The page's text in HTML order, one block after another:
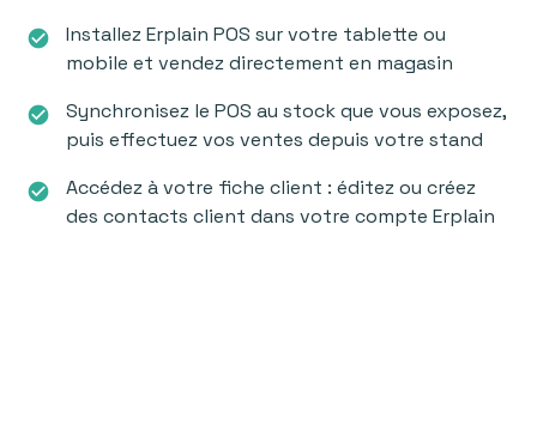
check_circle
Installez Erplain POS sur votre tablette ou
mobile et vendez directement en magasin
check_circle
Synchronisez le POS au stock que vous exposez,
puis effectuez vos ventes depuis votre stand
check_circle
Accédez à votre fiche client : éditez ou créez
des contacts client dans votre compte Erplain